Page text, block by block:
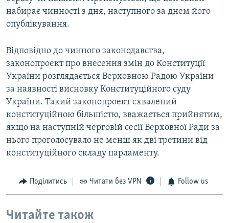
набирає чинності з дня, наступного за днем його
опублікування.
Відповідно до чинного законодавства,
законопроект про внесення змін до Конституції
України розглядається Верховною Радою України
за наявності висновку Конституційного суду
України. Такий законопроект схвалений
конституційною більшістю, вважається прийнятим,
якщо на наступній черговій сесії Верховної Ради за
нього проголосувало не менш як дві третини від
конституційного складу парламенту.
Поділитись Читати без VPN Follow us
Читайте також